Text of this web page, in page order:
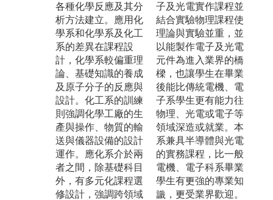
各種化學反應及其分
析方法建立。應用化
學系和化學系及化工
系的差異在課程設
計，化學系較偏重理
論、基礎知識的養成
及原子分子的反應與
設計。化工系的訓練
則強調化學工廠的生
產與操作、物質的輸
送與儀器設備的設計
運作。應化系介於兩
者之間，除基礎科目
外，有多元化課程選
修設計，強調跨領域
子及光電實作課程並
結合實驗物理課程使
理論與實驗並重，並
以能製作電子及光電
元件為進入業界的橋
樑，也讓學生在畢業
後能比傳統電機、電
子系學生更有能力往
物理、光電或電子等
領域深造或就業。本
系兼具半導體與光電
的實務課程，比一般
電機、電子科系畢業
學生有更強的專業知
識，更受業界歡迎。